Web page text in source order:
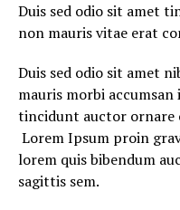
Duis sed odio sit amet
non mauris vitae erat
Duis sed odio sit amet
mauris morbi
tincidunt auctor ornare
Lorem Ipsum proin
lorem quis bibendum
sagittis sem.